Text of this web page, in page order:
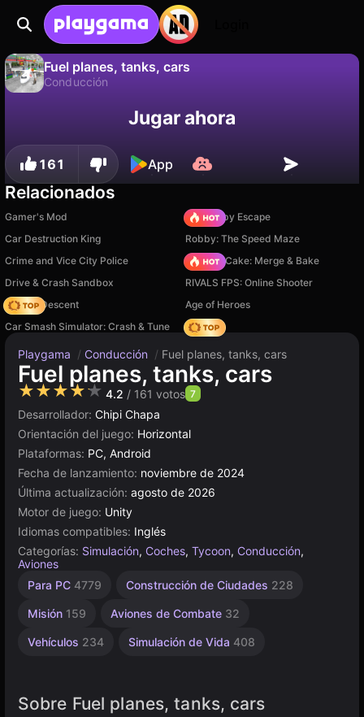
Fuel planes, tanks, cars
Conducción
¡Guarda el progreso!Jugar ahora
161 App
Relacionados
Gamer's Mod
Your Obby Escape
Car Destruction King
Robby: The Speed Maze
Crime and Vice City Police
Piece of Cake: Merge & Bake
Drive & Crash Sandbox
RIVALS FPS: Online Shooter
Deadly Descent
Age of Heroes
Car Smash Simulator: Crash & Tune
Hedgies
Playgama / Conducción / Fuel planes, tanks, cars
Fuel planes, tanks, cars
★★★★★ 4.2 / 161 votos 7
Desarrollador: Chipi Chapa
Orientación del juego: Horizontal
Plataformas: PC, Android
Fecha de lanzamiento: noviembre de 2024
Última actualización: agosto de 2026
Motor de juego: Unity
Idiomas compatibles: Inglés
Categorías: Simulación, Coches, Tycoon, Conducción,
Aviones
Para PC 4779 Construcción de Ciudades 228
Misión 159 Aviones de Combate 32
Vehículos 234 Simulación de Vida 408
Lindos
Coleccionismo
Escritorio
De 1
4147
Incrementales
Construcción
Aviación
Gestión
Recursos
Alta
3569
Browser
Unity
línea
Sobre Fuel planes, tanks, cars